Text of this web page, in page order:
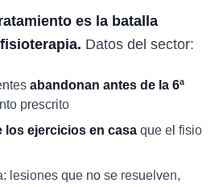
es la batalla
Datos del sector:
abandonan antes de la 6ª
prescrito
los ejercicios en casa que el fisio
lesiones que no se resuelven,